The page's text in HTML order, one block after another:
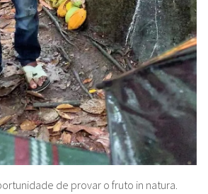
de provar o fruto in natura.